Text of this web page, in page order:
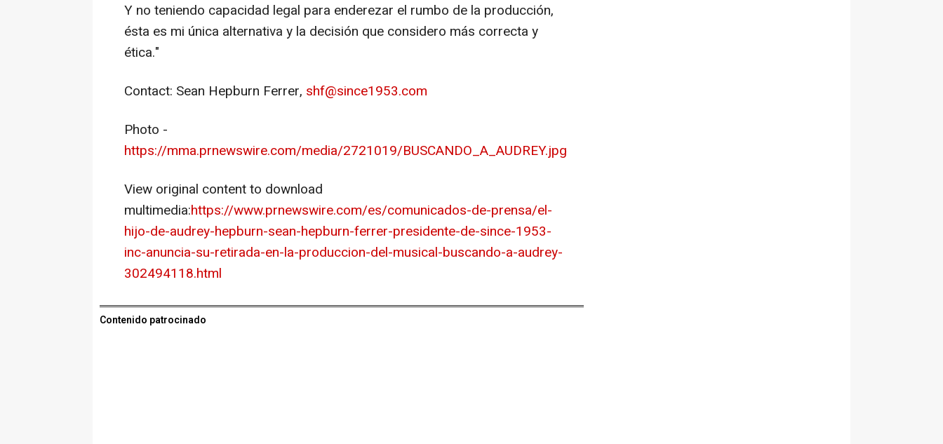
Y no teniendo capacidad legal para enderezar el rumbo de la producción,
ésta es mi única alternativa y la decisión que considero más correcta y
ética."
Contact: Sean Hepburn Ferrer, shf@since1953.com
Photo -
https://mma.prnewswire.com/media/2721019/BUSCANDO_A_AUDREY.jpg
View original content to download
multimedia:https://www.prnewswire.com/es/comunicados-de-prensa/el-
hijo-de-audrey-hepburn-sean-hepburn-ferrer-presidente-de-since-1953-
inc-anuncia-su-retirada-en-la-produccion-del-musical-buscando-a-audrey-
302494118.html
Contenido patrocinado